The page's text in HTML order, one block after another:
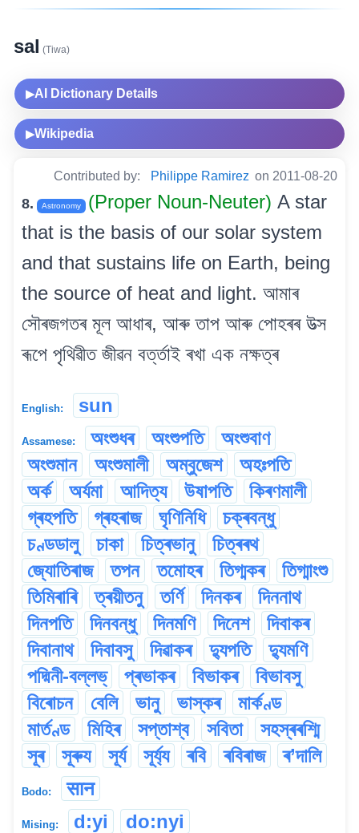
sal (Tiwa)
▶AI Dictionary Details
▶Wikipedia
Contributed by: Philippe Ramirez on 2011-08-20
8. Astronomy (Proper Noun-Neuter) A star
that is the basis of our solar system
and that sustains life on Earth, being
the source of heat and light. আমাৰ
সৌৰজগতৰ মূল আধাৰ, আৰু তাপ আৰু পোহৰৰ উত্স
ৰূপে পৃথিৱীত জীৱন বৰ্ত্তাই ৰখা এক নক্ষত্ৰ
English: sun
Assamese: অংশুধৰ অংশুপতি
অংশুবাণ
অংশুমান
অংশুমালী অম্বুজেশ
অহঃপতি
অৰ্ক
অৰ্যমা আদিত্য উষাপতি
কিৰণমালী
গ্ৰহপতি
গ্ৰহৰাজ ঘৃণিনিধি
চক্ৰবন্ধু
চণ্ডডালু
চাকা চিত্ৰভানু
চিত্ৰৰথ
জ্যোতিৰাজ
তপন তমোহৰ তিগ্মকৰ
তিগ্মাংশু
তিমিৰাৰি
ত্ৰয়ীতনু তৰ্ণি দিনকৰ
দিননাথ
দিনপতি
দিনবন্ধু দিনমণি দিনেশ
দিবাকৰ
দিবানাথ
দিবাবসু দিৱাকৰ দ্যুপতি
দ্যুমণি
পদ্মিনী-বল্লভ্
প্ৰভাকৰ বিভাকৰ
বিভাবসু
বিৰোচন
বেলি ভানু ভাস্কৰ
মাৰ্কণ্ড
মাৰ্তণ্ড
মিহিৰ সপ্তাশ্ব সবিতা
সহস্ৰৰশ্মি
সূৰ
সূৰুয সূৰ্য সূৰ্য্য ৰবি ৰবিৰাজ ৰ’দালি
Bodo: सान
Mising: d:yi do:nyi